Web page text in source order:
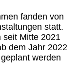
fanden von
statt.
seit Mitte 2021
dem Jahr 2022
werden